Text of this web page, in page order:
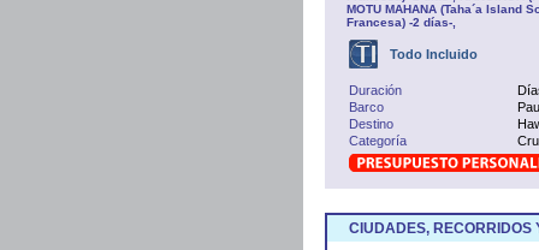
MOTU MAHANA (Taha´a Island
Francesa) -2 días-,
Todo Incluido
Duración
Barco
Destino
Categoría
CIUDADES, RECORRIDOS